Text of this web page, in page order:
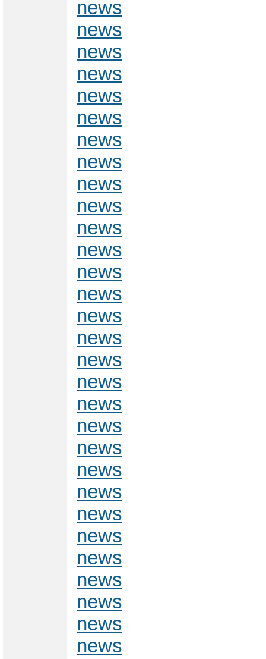
news
news
news
news
news
news
news
news
news
news
news
news
news
news
news
news
news
news
news
news
news
news
news
news
news
news
news
news
news
news